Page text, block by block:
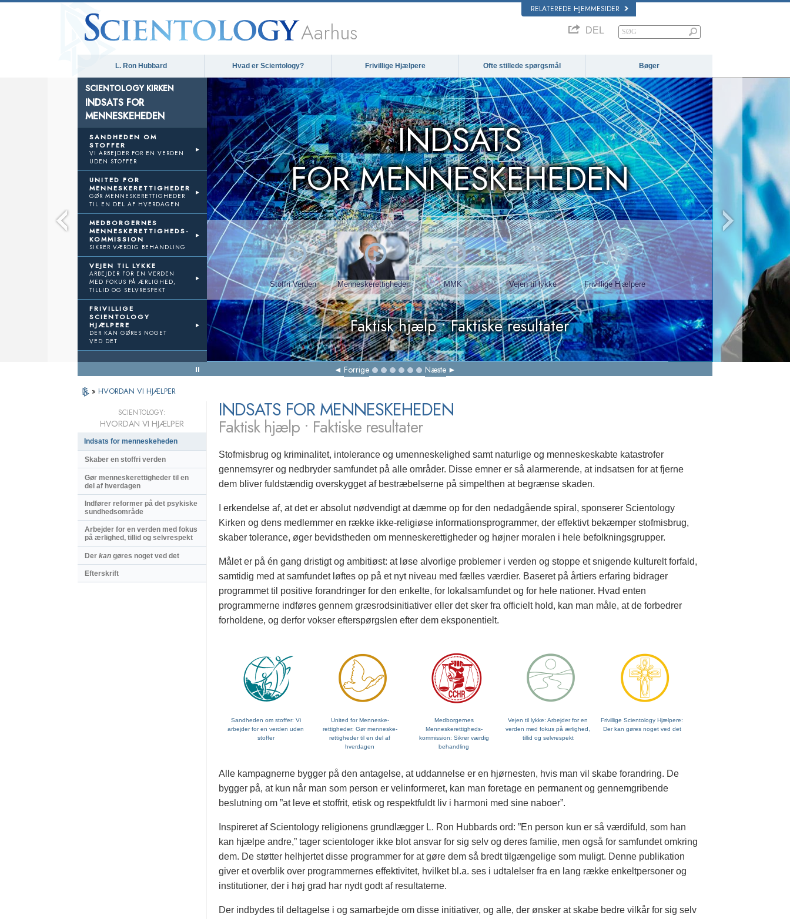
RELATEREDE HJEMMESIDER
Aarhus DEL
L. Ron Hubbard Hvad er Scientology? Frivillige Hjælpere Ofte stillede spørgsmål Bøger
SCIENTOLOGY KIRKEN
INDSATS FOR
MENNESKEHEDEN
SANDHEDEN OM
STOFFER
VI ARBEJDER FOR EN VERDEN
UDEN STOFFER
UNITED FOR
MENNESKERETTIGHEDER
GØR MENNESKERETTIGHEDER
TIL EN DEL AF HVERDAGEN
MEDBORGERNES
MENNESKERETTIGHEDS­
KOMMISSION
SIKRER VÆRDIG BEHANDLING
VEJEN TIL LYKKE
ARBEJDER FOR EN VERDEN
MED FOKUS PÅ ÆRLIGHED,
TILLID OG SELVRESPEKT
FRIVILLIGE
SCIENTOLOGY
HJÆLPERE
DER KAN GØRES NOGET
VED DET
« Tilbage til hovedmenuen
Frivillige Hjælpere
Chairman, Mangere Maori Wardens
Association
Se video
Forrige Næste
» HVORDAN VI HJÆLPER
INDSATS FOR MENNESKEHEDEN
Faktisk hjælp • Faktiske resultater
Stofmisbrug og kriminalitet, intolerance og umenneskelighed samt naturlige og menneske­skabte katastrofer
gennemsyrer og nedbryder samfundet på alle områder. Disse emner er så alarmerende, at indsatsen for at fjerne
dem bliver fuldstændig overskygget af bestræbelserne på simpelthen at begrænse skaden.
I erkendelse af, at det er absolut nødvendigt at dæmme op for den nedadgående spiral, sponserer Scientology
Kirken og dens medlemmer en række ikke-religiøse informationsprogrammer, der effektivt bekæmper stofmisbrug,
skaber tolerance, øger bevidstheden om menneskerettigheder og højner moralen i hele befolkningsgrupper.
Målet er på én gang dristigt og ambitiøst: at løse alvorlige problemer i verden og stoppe et snigende kulturelt forfald,
samtidig med at samfundet løftes op på et nyt niveau med fælles værdier. Baseret på årtiers erfaring bidrager
programmet til positive forandringer for den enkelte, for lokalsamfundet og for hele nationer. Hvad enten
programmerne indføres gennem græsrodsinitiativer eller det sker fra officielt hold, kan man måle, at de forbedrer
forholdene, og derfor vokser efterspørgslen efter dem eksponentielt.
Sandheden om stoffer: Vi
arbejder for en verden uden
stoffer
United for Menneske­
rettigheder: Gør menneske­
rettigheder til en del af
hverdagen
Medborgernes
Menneskerettigheds­
kommission: Sikrer værdig
behandling
Vejen til lykke: Arbejder for en
verden med fokus på ærlighed,
tillid og selvrespekt
Frivillige Scientology Hjælpere:
Der kan gøres noget ved det
Alle kampagnerne bygger på den antagelse, at uddannelse er en hjørnesten, hvis man vil skabe forandring. De
bygger på, at kun når man som person er velinformeret, kan man foretage en permanent og gennemgribende
beslutning om ”at leve et stoffrit, etisk og respektfuldt liv i harmoni med sine naboer”.
Inspireret af Scientology religionens grundlægger L. Ron Hubbards ord: ”En person kun er så værdifuld, som han
kan hjælpe andre,” tager scientologer ikke blot ansvar for sig selv og deres familie, men også for samfundet omkring
dem. De støtter helhjertet disse programmer for at gøre dem så bredt tilgængelige som muligt. Denne publikation
giver et overblik over programmernes effektivitet, hvilket bl.a. ses i udtalelser fra en lang række enkeltpersoner og
institutioner, der i høj grad har nydt godt af resultaterne.
Der indbydes til deltagelse i og samarbejde om disse initiativer, og alle, der ønsker at skabe bedre vilkår for sig selv
SCIENTOLOGY:
HVORDAN VI HJÆLPER
Indsats for menneskeheden
Skaber en stoffri verden
Gør menneskerettigheder til en
del af hverdagen
Indfører reformer på det psykiske
sundhedsområde
Arbejder for en verden med fokus
på ærlighed, tillid og selvrespekt
Der kan gøres noget ved det
Efterskrift